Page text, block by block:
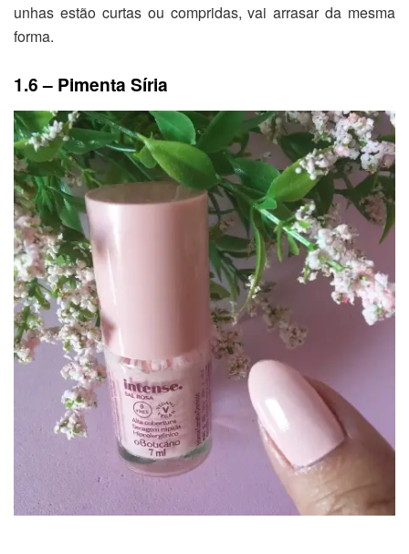
unhas estão curtas ou compridas, vai arrasar da mesma
forma.
1.6 – Pimenta Síria